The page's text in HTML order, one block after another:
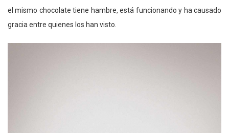
el mismo chocolate tiene hambre, está funcionando y ha causado
gracia entre quienes los han visto.